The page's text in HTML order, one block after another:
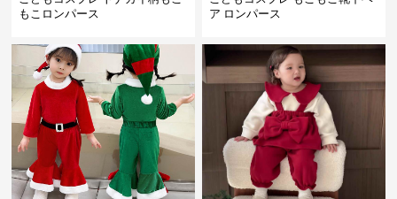
もこロンパース
ア ロンパース